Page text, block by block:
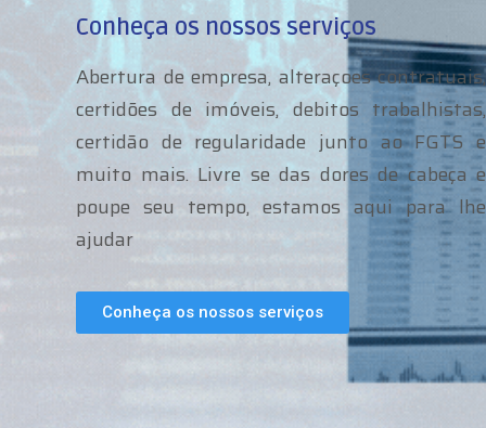
Conheça os nossos serviços
Abertura de empresa, alteraçoes contratuais,
certidões de imóveis, debitos trabalhistas,
certidão de regularidade junto ao FGTS e
muito mais. Livre se das dores de cabeça e
poupe seu tempo, estamos aqui para lhe
ajudar
Conheça os nossos serviços